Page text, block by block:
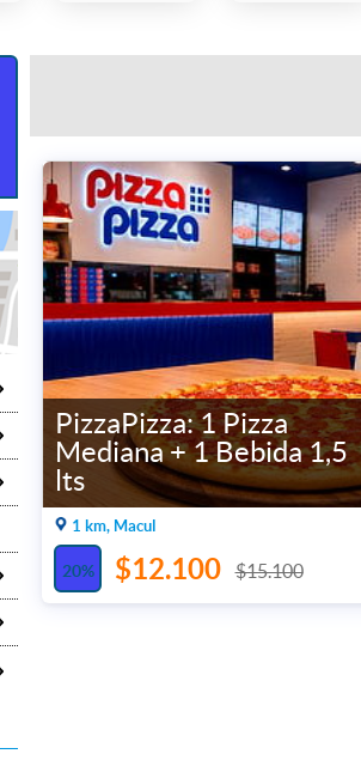
PizzaPizza: 1 Pizza
Mediana + 1 Bebida 1,5
lts
1 km, Macul
20% $12.100 $15.100